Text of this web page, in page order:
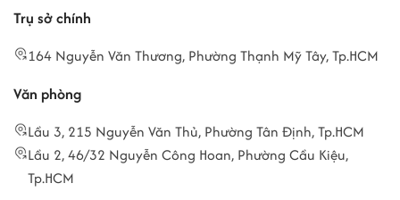
Trụ sở chính
164 Nguyễn Văn Thương, Phường Thạnh Mỹ Tây, Tp.HCM
Văn phòng
Lầu 3, 215 Nguyễn Văn Thủ, Phường Tân Định, Tp.HCM
Lầu 2, 46/32 Nguyễn Công Hoan, Phường Cầu Kiệu,
Tp.HCM